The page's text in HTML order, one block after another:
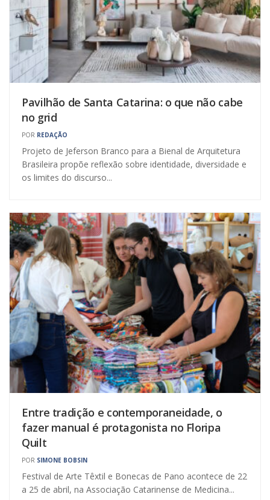
Pavilhão de Santa Catarina: o que não cabe
no grid
POR REDAÇÃO
Projeto de Jeferson Branco para a Bienal de Arquitetura
Brasileira propõe reflexão sobre identidade, diversidade e
os limites do discurso...
Entre tradição e contemporaneidade, o
fazer manual é protagonista no Floripa
Quilt
POR SIMONE BOBSIN
Festival de Arte Têxtil e Bonecas de Pano acontece de 22
a 25 de abril, na Associação Catarinense de Medicina...